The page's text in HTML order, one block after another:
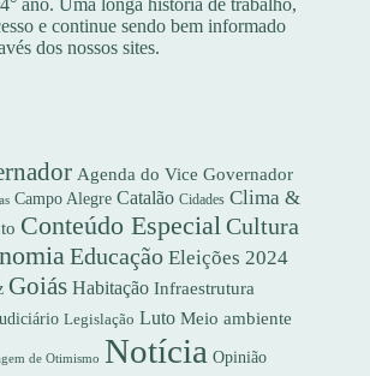
ano. Uma longa história de trabalho,
e continue sendo bem informado
dos nossos sites.
Agenda do Vice Governador
Campo Alegre Catalão Cidades Clima &
Conteúdo EspecialCultura
Educação Eleições 2024
Goiás Habitação Infraestrutura
Legislação Luto Meio ambiente
de Otimismo Notícia Opinião